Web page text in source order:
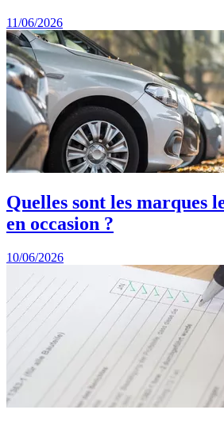
11/06/2026
Quelles sont les marques
en occasion ?
10/06/2026